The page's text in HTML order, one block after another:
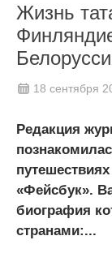
Жизнь
18 сентября
Редакция
«Фейсбук».
биография
странами:...